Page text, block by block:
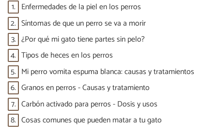
1. Enfermedades de la piel en los perros
2. Síntomas de que un perro se va a morir
3. ¿Por qué mi gato tiene partes sin pelo?
4. Tipos de heces en los perros
5. Mi perro vomita espuma blanca: causas y tratamientos
6. Granos en perros - Causas y tratamiento
7. Carbón activado para perros - Dosis y usos
8. Cosas comunes que pueden matar a tu gato